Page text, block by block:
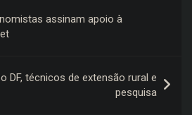
assinam apoio à
DF, técnicos de extensão rural e
pesquisa